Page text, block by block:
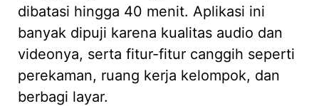
dibatasi hingga 40 menit. Aplikasi ini
banyak dipuji karena kualitas audio dan
videonya, serta fitur-fitur canggih seperti
perekaman, ruang kerja kelompok, dan
berbagi layar.